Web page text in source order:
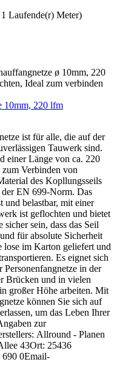
Laufende(r) Meter)
10mm, 220 lfm
ist für alle, die auf der
Tauwerk sind.
einer Länge von ca. 220
Verbinden von
des Kopllungsseils
EN 699-Norm. Das
und belastbar, mit einer
ist geflochten und bietet
sein, dass das Seil
für absolute Sicherheit
lose im Karton geliefert und
Es eignet sich
in der
Brücken und in vielen
großer Höhe arbeiten. Mit
können Sie sich auf
um das Leben Ihrer
zur
Allround - Planen
43Ort: 25436
690 0Email-